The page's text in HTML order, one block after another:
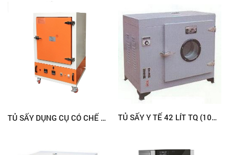
TỦ SẤY DỤNG CỤ CÓ CHẾ ĐỘ Ủ 200 LÍT TỦ SẤY Y TẾ 42 LÍT TQ (101-0)